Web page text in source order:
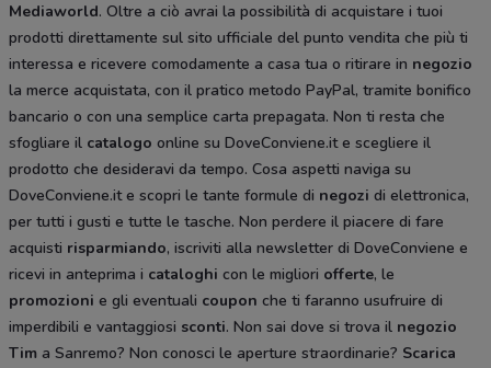
Mediaworld. Oltre a ciò avrai la possibilità di acquistare i tuoi
prodotti direttamente sul sito ufficiale del punto vendita che più ti
interessa e ricevere comodamente a casa tua o ritirare in negozio
la merce acquistata, con il pratico metodo PayPal, tramite bonifico
bancario o con una semplice carta prepagata. Non ti resta che
sfogliare il catalogo online su DoveConviene.it e scegliere il
prodotto che desideravi da tempo. Cosa aspetti naviga su
DoveConviene.it e scopri le tante formule di negozi di elettronica,
per tutti i gusti e tutte le tasche. Non perdere il piacere di fare
acquisti risparmiando, iscriviti alla newsletter di DoveConviene e
ricevi in anteprima i cataloghi con le migliori offerte, le
promozioni e gli eventuali coupon che ti faranno usufruire di
imperdibili e vantaggiosi sconti. Non sai dove si trova il negozio
Tim a Sanremo? Non conosci le aperture straordinarie? Scarica